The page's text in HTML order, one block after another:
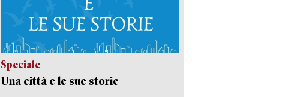
Speciale
Una città e le sue storie